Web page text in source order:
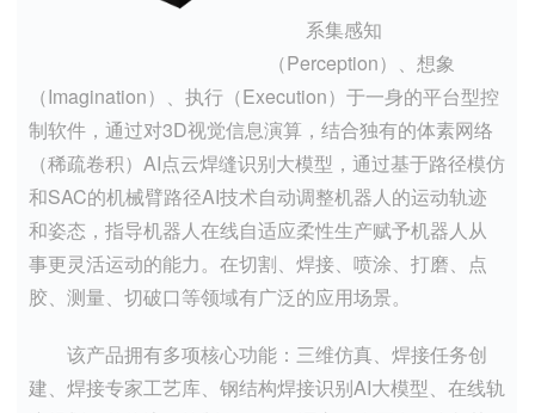
系集感知
（Perception）、想象
（Imagination）、执行（Execution）于一身的平台型控
制软件，通过对3D视觉信息演算，结合独有的体素网络
（稀疏卷积）AI点云焊缝识别大模型，通过基于路径模仿
和SAC的机械臂路径AI技术自动调整机器人的运动轨迹
和姿态，指导机器人在线自适应柔性生产赋予机器人从
事更灵活运动的能力。在切割、焊接、喷涂、打磨、点
胶、测量、切破口等领域有广泛的应用场景。
该产品拥有多项核心功能：三维仿真、焊接任务创
建、焊接专家工艺库、钢结构焊接识别AI大模型、在线轨